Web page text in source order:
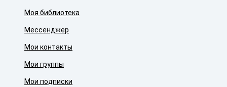
Моя библиотека
Мессенджер
Мои контакты
Мои группы
Мои подписки